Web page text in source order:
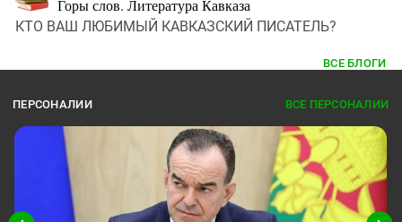
Горы слов. Литература Кавказа
КТО ВАШ ЛЮБИМЫЙ КАВКАЗСКИЙ ПИСАТЕЛЬ?
ВСЕ БЛОГИ
ПЕРСОНАЛИИ ВСЕ ПЕРСОНАЛИИ